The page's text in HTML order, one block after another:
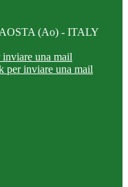
AOSTA (Ao) - ITALY
una mail
per inviare una mail